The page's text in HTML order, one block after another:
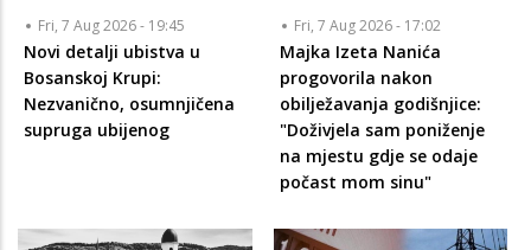
Fri, 7 Aug 2026 - 19:45
Novi detalji ubistva u
Bosanskoj Krupi:
Nezvanično, osumnjičena
supruga ubijenog
Fri, 7 Aug 2026 - 17:02
Majka Izeta Nanića
progovorila nakon
obilježavanja godišnjice:
"Doživjela sam poniženje
na mjestu gdje se odaje
počast mom sinu"